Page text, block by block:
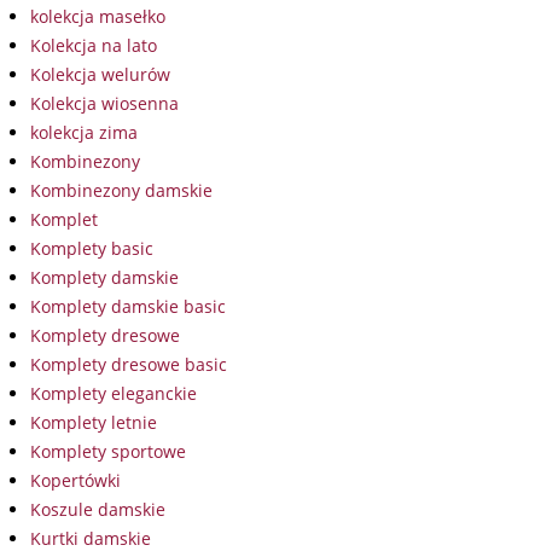
kolekcja masełko
Kolekcja na lato
Kolekcja welurów
Kolekcja wiosenna
kolekcja zima
Kombinezony
Kombinezony damskie
Komplet
Komplety basic
Komplety damskie
Komplety damskie basic
Komplety dresowe
Komplety dresowe basic
Komplety eleganckie
Komplety letnie
Komplety sportowe
Kopertówki
Koszule damskie
Kurtki damskie